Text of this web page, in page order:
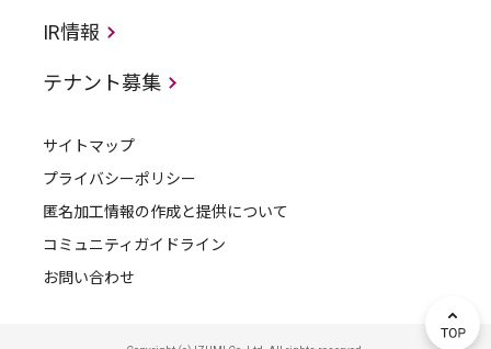
IR情報
テナント募集
サイトマップ
プライバシーポリシー
匿名加工情報の作成と提供について
コミュニティガイドライン
お問い合わせ